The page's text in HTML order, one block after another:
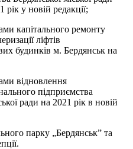
у новій редакції;
капітального ремонту
ліфтів
будинків м. Бердянськ на
відновлення
підприємства
ради на 2021 рік в новій
парку „Бердянськ” та